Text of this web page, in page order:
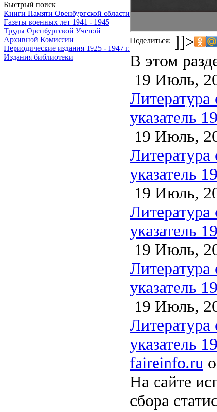
Быстрый поиск
Книги Памяти Оренбургской области
Газеты военных лет 1941 - 1945
Труды Оренбургской Ученой
Архивной Комиссии
Периодические издания 1925 - 1947 г.
Издания библиотеки
Поделиться: ]]>
В этом
19 Июль,
Литература
указатель
19 Июль,
Литература
указатель
19 Июль,
Литература
указатель
19 Июль,
Литература
указатель
19 Июль,
Литература
указатель
faireinfo.ru
На сайте
сбора